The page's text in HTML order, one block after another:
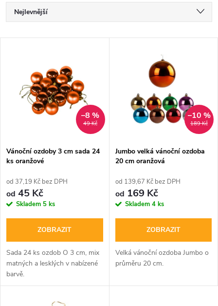
Ř
a
p
r
o
u
k
Nejlevnější
Abecedně
s
p
r
o
d
u
k
49 Kč
–8 %
Vánoční ozdoby 3 cm sada 24
ks oranžové
od 37,19 Kč bez DPH
od 45 Kč
Skladem 5 ks
ZOBRAZIT
Sada 24 ks ozdob O 3 cm, mix
matných a lesklých v nabízené
barvě.
189 Kč
–10 %
Jumbo velká vánoční ozdoba
20 cm oranžová
od 139,67 Kč bez DPH
od 169 Kč
Skladem 4 ks
ZOBRAZIT
Velká vánoční ozdoba Jumbo o
průměru 20 cm.